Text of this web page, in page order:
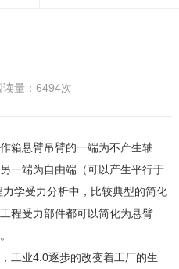
读量：6494次
箱悬臂吊臂的一端为不产生轴
一端为自由端（可以产生平行于
学受力分析中，比较典型的简化
程受力部件都可以简化为悬臂
工业4.0逐步的改变着工厂的生